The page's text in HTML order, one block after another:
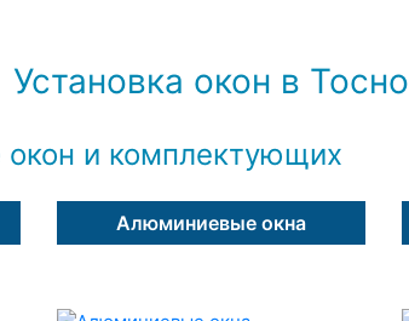
Установка окон в Тосно
окон и комплектующих
Алюминиевые окна